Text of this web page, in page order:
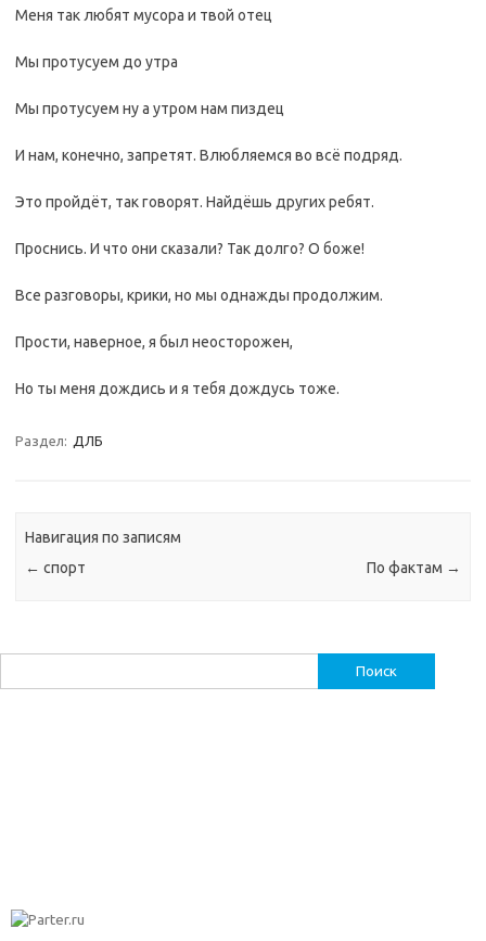
Меня так любят мусора и твой отец
Мы протусуем до утра
Мы протусуем ну а утром нам пиздец
И нам, конечно, запретят. Влюбляемся во всё подряд.
Это пройдёт, так говорят. Найдёшь других ребят.
Проснись. И что они сказали? Так долго? О боже!
Все разговоры, крики, но мы однажды продолжим.
Прости, наверное, я был неосторожен,
Но ты меня дождись и я тебя дождусь тоже.
Раздел: ДЛБ
Навигация по записям
← спорт По фактам →